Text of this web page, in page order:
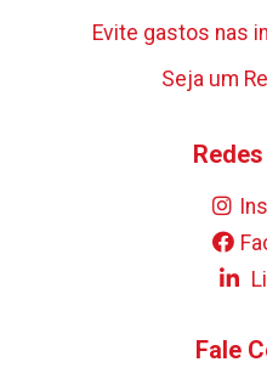
Evite gastos nas
Seja um
Fale